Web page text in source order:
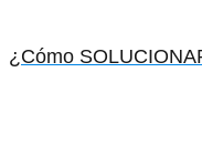
¿Cómo